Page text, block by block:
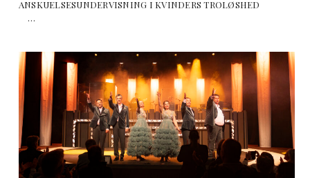
ANSKUELSESUNDERVISNING I KVINDERS TROLØSHED
…